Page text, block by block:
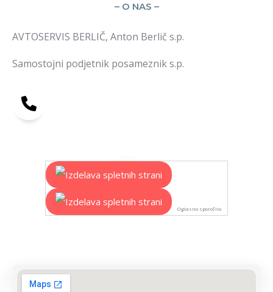
– O NAS –
AVTOSERVIS BERLIČ, Anton Berlič s.p.
Samostojni podjetnik posameznik s.p.
Oglasno sporočilo